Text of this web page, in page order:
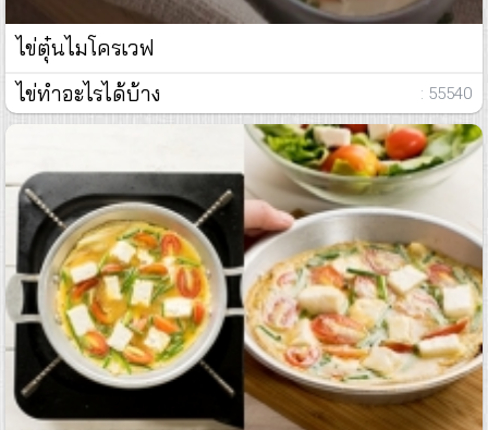
ไข่ตุ๋นไมโครเวฟ
ไข่ทำอะไรได้บ้าง
: 55540